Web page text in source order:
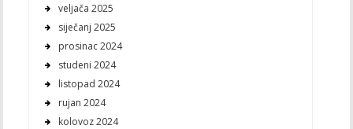
veljača 2025
siječanj 2025
prosinac 2024
studeni 2024
listopad 2024
rujan 2024
kolovoz 2024